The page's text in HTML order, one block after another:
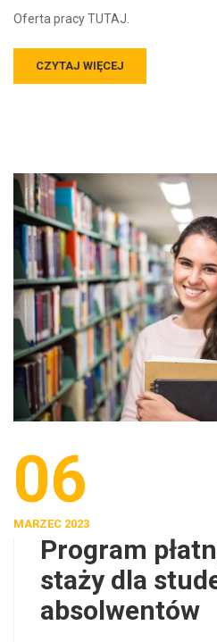
Oferta pracy TUTAJ.
CZYTAJ WIĘCEJ
06
MARZEC 2023
Program
staży dla
absolwentów